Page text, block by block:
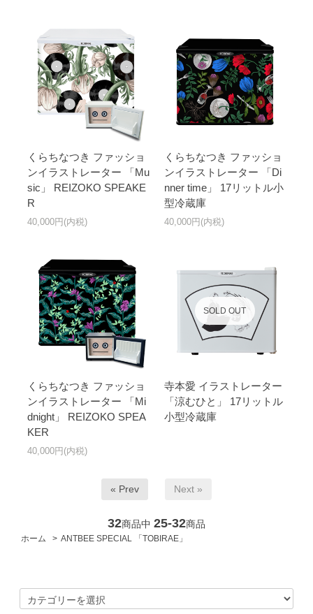
くらちなつき ファッショ
ンイラストレーター 「Mu
sic」 REIZOKO SPEAKE
R
40,000円(内税)
くらちなつき ファッショ
ンイラストレーター 「Di
nner time」 17リットル小
型冷蔵庫
40,000円(内税)
くらちなつき ファッショ
ンイラストレーター 「Mi
dnight」 REIZOKO SPEA
KER
40,000円(内税)
SOLD OUT
寺本愛 イラストレーター
「涼むひと」 17リットル
小型冷蔵庫
« Prev Next »
32商品中 25-32商品
ホーム > ANTBEE SPECIAL 「TOBIRAE」